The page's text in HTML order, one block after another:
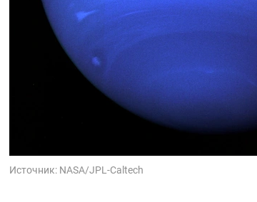
Источник: NASA/JPL-Caltech